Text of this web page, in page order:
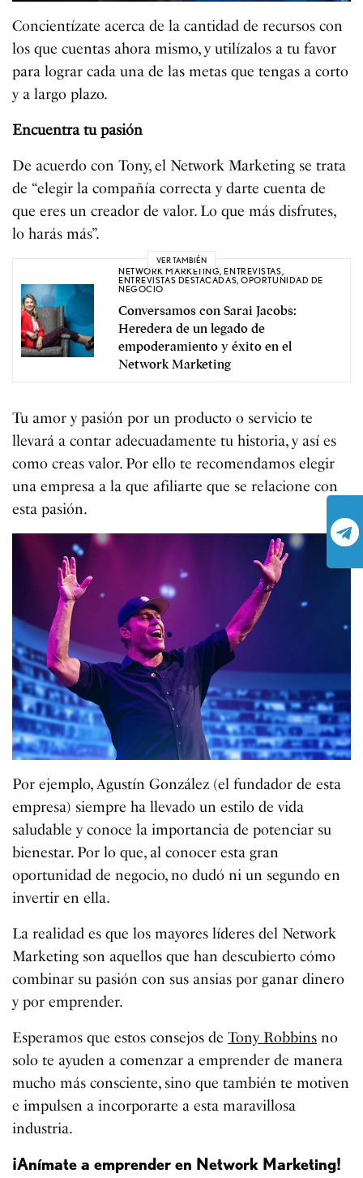
Concientízate acerca de la cantidad de recursos con
los que cuentas ahora mismo, y utilízalos a tu favor
para lograr cada una de las metas que tengas a corto
y a largo plazo.
Encuentra tu pasión
De acuerdo con Tony, el Network Marketing se trata
de “elegir la compañía correcta y darte cuenta de
que eres un creador de valor. Lo que más disfrutes,
lo harás más”.
VER TAMBIÉN
NETWORK MARKETING,ENTREVISTAS,
ENTREVISTAS DESTACADAS,OPORTUNIDAD DE
NEGOCIO
Conversamos con Sarai Jacobs:
Heredera de un legado de
empoderamiento y éxito en el
Network Marketing
Tu amor y pasión por un producto o servicio te
llevará a contar adecuadamente tu historia, y así es
como creas valor. Por ello te recomendamos elegir
una empresa a la que afiliarte que se relacione con
esta pasión.
Por ejemplo, Agustín González (el fundador de esta
empresa) siempre ha llevado un estilo de vida
saludable y conoce la importancia de potenciar su
bienestar. Por lo que, al conocer esta gran
oportunidad de negocio, no dudó ni un segundo en
invertir en ella.
La realidad es que los mayores líderes del Network
Marketing son aquellos que han descubierto cómo
combinar su pasión con sus ansias por ganar dinero
y por emprender.
Esperamos que estos consejos deTony Robbins no
solo te ayuden a comenzar a emprender de manera
mucho más consciente, sino que también te motiven
e impulsen a incorporarte a esta maravillosa
industria.
¡Anímate a emprender en Network Marketing!